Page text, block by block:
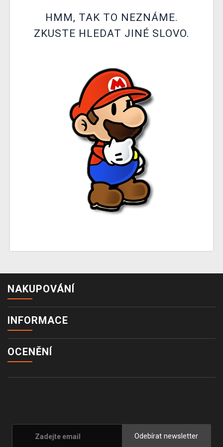
DOPRAVA
XZONE KLUB
VÝKUP HER (BAZAR)
HMM, TAK TO NEZNÁME.
ZKUSTE HLEDAT JINÉ SLOVO.
NAKUPOVÁNÍ
INFORMACE
OCENĚNÍ
Odebírat newsletter